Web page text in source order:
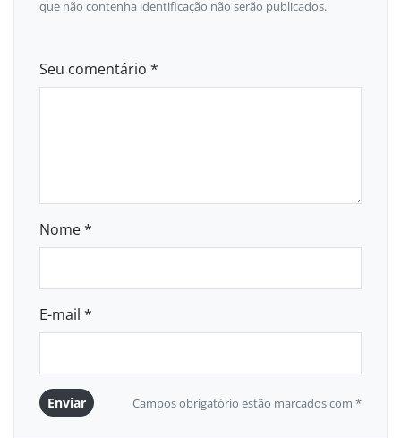
que não contenha identificação não serão publicados.
Seu comentário *
Nome *
E-mail *
Enviar Campos obrigatório estão marcados com *